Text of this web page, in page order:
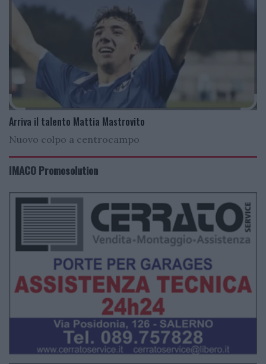
Arriva il talento Mattia Mastrovito
Nuovo colpo a centrocampo
IMACO Promosolution